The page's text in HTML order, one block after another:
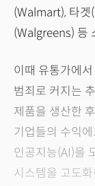
(Walmart), 타겟
(Walgreens) 등
이때 유통가에
범죄로 커지는
제품을 생산한
기업들의 수익
인공지능(AI)을
시스템을 고도